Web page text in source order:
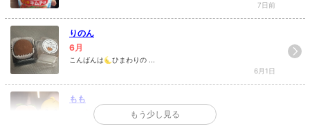
7日前
りのん
6月
こんばんは🌜ひまわりの ...
6月1日
もも
こんにちは！ひまわりのももです...
もう少し見る